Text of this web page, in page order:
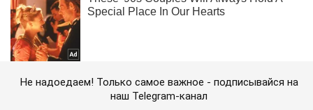
Не надоедаем! Только самое важное - подписывайся на
наш Telegram-канал